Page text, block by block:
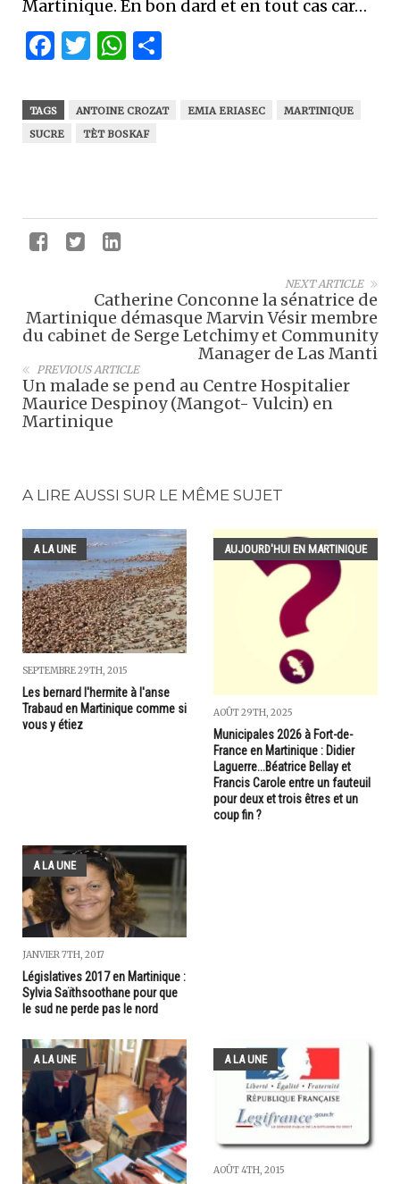
Martinique. En bon dard et en tout cas car…
Facebook
Twitter
WhatsApp
TAGS ANTOINE CROZAT EMIA ERIASEC
MARTINIQUE
SUCRE
TÈT BOSKAF
NEXT ARTICLE
Catherine Conconne la sénatrice de
Martinique démasque Marvin Vésir membre
du cabinet de Serge Letchimy et Community
Manager de Las Manti
PREVIOUS ARTICLE
Un malade se pend au Centre Hospitalier
Maurice Despinoy (Mangot- Vulcin) en
Martinique
A LIRE AUSSI SUR LE MÊME SUJET
A LA UNE
SEPTEMBRE 29TH, 2015
Les bernard l'hermite à l'anse
Trabaud en Martinique comme si
vous y étiez
AUJOURD'HUI EN MARTINIQUE
AOÛT 29TH, 2025
Municipales 2026 à Fort-de-
France en Martinique : Didier
Laguerre...Béatrice Bellay et
Francis Carole entre un fauteuil
pour deux et trois êtres et un
coup fin ?
A LA UNE
JANVIER 7TH, 2017
Législatives 2017 en Martinique :
Sylvia Saïthsoothane pour que
le sud ne perde pas le nord
A LA UNE A LA UNE
AOÛT 4TH, 2015